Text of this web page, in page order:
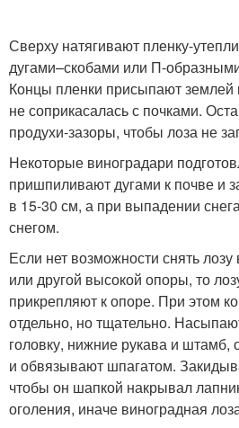
Сверху натягивают пленку-
дугами–скобами или П-
Концы пленки присыпают землей
не соприкасалась с почками.
продухи-зазоры, чтобы лоза не
Некоторые виноградари
пришпиливают дугами к почве и
в 15-30 см, а при выпадении
снегом.
Если нет возможности снять
или другой высокой опоры, то
прикрепляют к опоре. При этом
отдельно, но тщательно.
головку, нижние рукава и
и обвязывают шпагатом.
чтобы он шапкой накрывал
оголения, иначе виноградная